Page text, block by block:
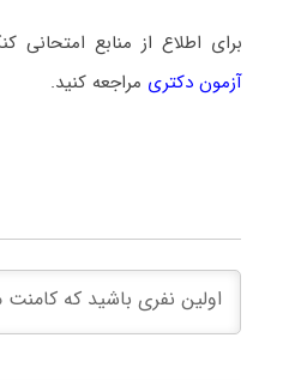
برای اطلاع از منابع امتحانی
آزمون دکتری مراجعه کنید.